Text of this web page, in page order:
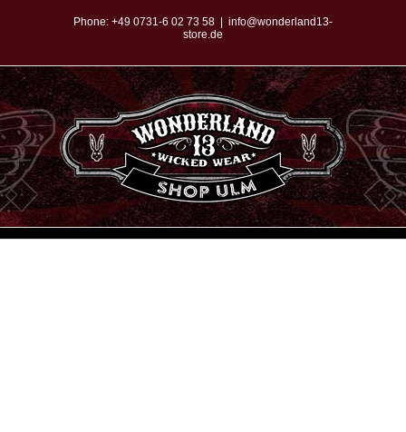
springen
Phone: +49 0731-6 02 73 58
info@wonderland13-
store.de